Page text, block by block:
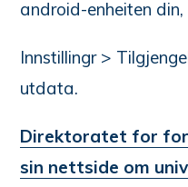
android-enheiten
Innstillingr >
utdata.
Direktoratet for
sin nettside om